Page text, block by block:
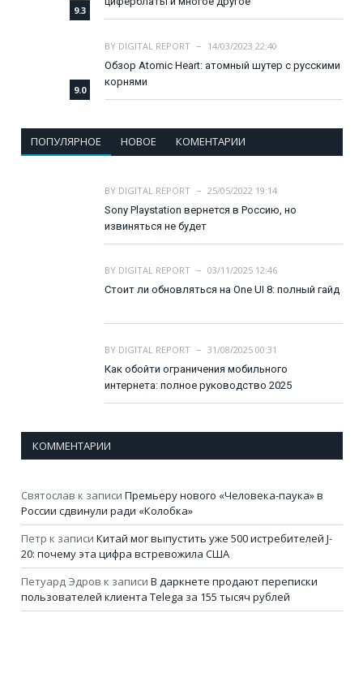
9.3
9.0
BY DIGITAL REPORT
14/03/2023 22:40
Обзор Atomic Heart: атомный шутер с русскими
корнями
ПОПУЛЯРНОЕ НОВОЕ КОМЕНТАРИИ
BY DIGITAL REPORT
25/05/2022 19:14
Sony Playstation вернется в Россию, но
извиняться не будет
BY DIGITAL REPORT
03/11/2025 12:46
Стоит ли обновляться на One UI 8: полный гайд
BY DIGITAL REPORT
31/08/2025 00:31
Как обойти ограничения мобильного
интернета: полное руководство 2025
КОММЕНТАРИИ
Святослав к записи Премьеру нового «Человека-паука» в
России сдвинули ради «Колобка»
Петр к записи Китай мог выпустить уже 500 истребителей J-
20: почему эта цифра встревожила США
Петуард Эдров к записи В даркнете продают переписки
пользователей клиента Telega за 155 тысяч рублей